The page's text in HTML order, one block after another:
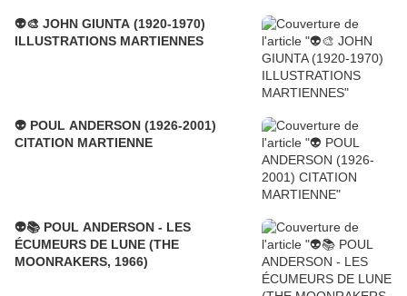
👽🎨 JOHN GIUNTA (1920-1970)
ILLUSTRATIONS MARTIENNES
👽 POUL ANDERSON (1926-2001)
CITATION MARTIENNE
👽📚 POUL ANDERSON - LES
ÉCUMEURS DE LUNE (THE
MOONRAKERS, 1966)